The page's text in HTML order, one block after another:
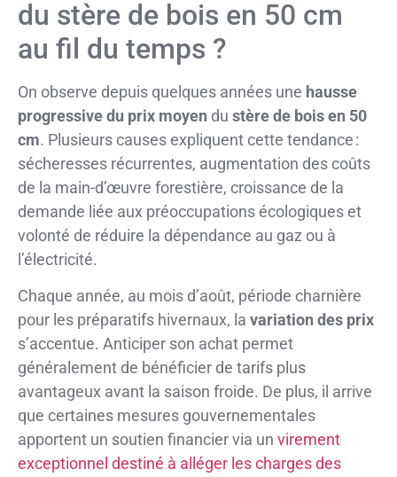
du stère de bois en 50 cm
au fil du temps ?
On observe depuis quelques années une hausse
progressive du prix moyen du stère de bois en 50
cm. Plusieurs causes expliquent cette tendance :
sécheresses récurrentes, augmentation des coûts
de la main-d’œuvre forestière, croissance de la
demande liée aux préoccupations écologiques et
volonté de réduire la dépendance au gaz ou à
l’électricité.
Chaque année, au mois d’août, période charnière
pour les préparatifs hivernaux, la variation des prix
s’accentue. Anticiper son achat permet
généralement de bénéficier de tarifs plus
avantageux avant la saison froide. De plus, il arrive
que certaines mesures gouvernementales
apportent un soutien financier via un virement
exceptionnel destiné à alléger les charges des